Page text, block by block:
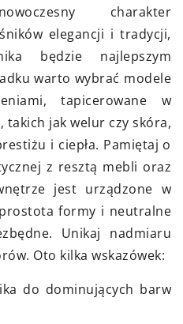
charakter
elegancji i tradycji,
będzie najlepszym
warto wybrać modele
tapicerowane w
takich jak welur czy skóra,
i ciepła. Pamiętaj o
z resztą mebli oraz
jest urządzone w
formy i neutralne
Unikaj nadmiaru
Oto kilka wskazówek:
do dominujących barw